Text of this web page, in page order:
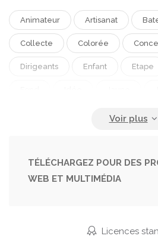
Animateur Artisanat
Collecte Colorée
Dirigeants Enfant Etape
Parc Automobile Parure
Plat Plie Projet
TÉLÉCHARGEZ POUR DES
WEB ET MULTIMÉDIA
Licences